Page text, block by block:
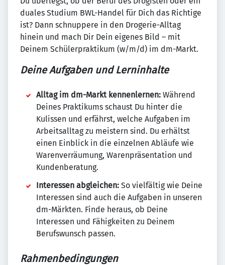
duales Studium BWL-Handel für Dich das Richtige
ist? Dann schnuppere in den Drogerie-Alltag
hinein und mach Dir Dein eigenes Bild – mit
Deinem Schülerpraktikum (w/m/d) im dm-Markt.
Deine Aufgaben und Lerninhalte
Alltag im dm-Markt kennenlernen: Während
Deines Praktikums schaust Du hinter die
Kulissen und erfährst, welche Aufgaben im
Arbeitsalltag zu meistern sind. Du erhältst
einen Einblick in die einzelnen Abläufe wie
Warenverräumung, Warenpräsentation und
Kundenberatung.
Interessen abgleichen: So vielfältig wie Deine
Interessen sind auch die Aufgaben in unseren
dm-Märkten. Finde heraus, ob Deine
Interessen und Fähigkeiten zu Deinem
Berufswunsch passen.
Rahmenbedingungen